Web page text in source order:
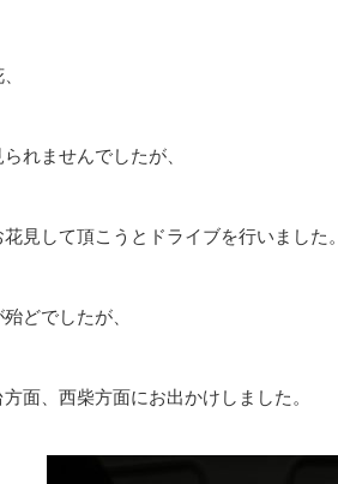
れませんでしたが、
見して頂こうとドライブを行いました。
どでしたが、
面、西柴方面にお出かけしました。